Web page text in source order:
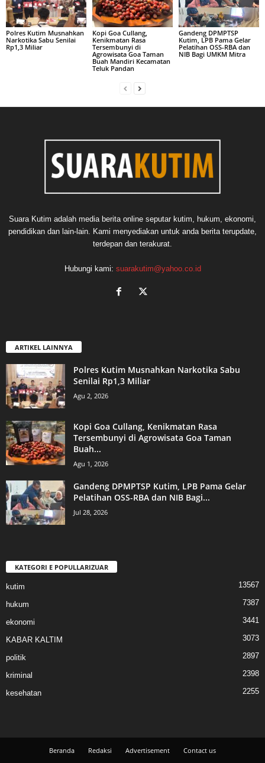
Polres Kutim Musnahkan
Narkotika Sabu Senilai
Rp1,3 Miliar
Kopi Goa Cullang,
Kenikmatan Rasa
Tersembunyi di
Agrowisata Goa Taman
Buah Mandiri Kecamatan
Teluk Pandan
Gandeng DPMPTSP
Kutim, LPB Pama Gelar
Pelatihan OSS-RBA dan
NIB Bagi UMKM Mitra
Suara Kutim adalah media berita online seputar kutim, hukum, ekonomi,
pendidikan dan lain-lain. Kami menyediakan untuk anda berita terupdate,
terdepan dan terakurat.
Hubungi kami: suarakutim@yahoo.co.id
ARTIKEL LAINNYA
Polres Kutim Musnahkan Narkotika Sabu
Senilai Rp1,3 Miliar
Agu 2, 2026
Kopi Goa Cullang, Kenikmatan Rasa
Tersembunyi di Agrowisata Goa Taman
Buah...
Agu 1, 2026
Gandeng DPMPTSP Kutim, LPB Pama Gelar
Pelatihan OSS-RBA dan NIB Bagi...
Jul 28, 2026
KATEGORI E POPULLARIZUAR
kutim 13567
hukum 7387
ekonomi 3441
KABAR KALTIM 3073
politik 2897
kriminal 2398
kesehatan 2255
Beranda Redaksi Advertisement Contact us